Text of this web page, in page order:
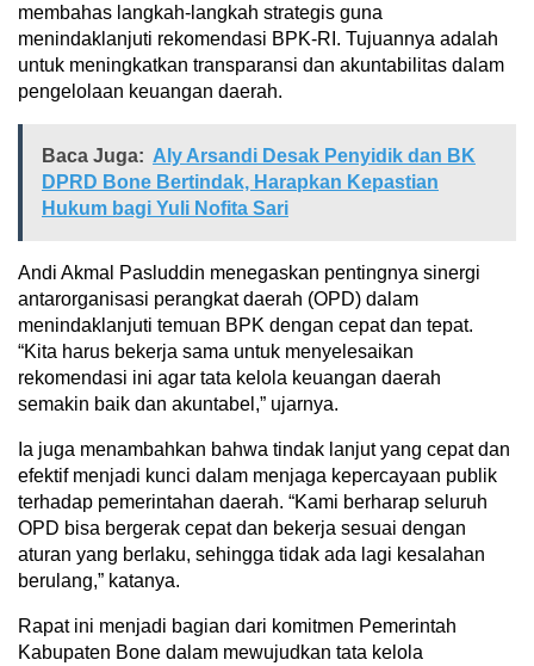
membahas langkah-langkah strategis guna
menindaklanjuti rekomendasi BPK-RI. Tujuannya adalah
untuk meningkatkan transparansi dan akuntabilitas dalam
pengelolaan keuangan daerah.
Baca Juga: Aly Arsandi Desak Penyidik dan BK
DPRD Bone Bertindak, Harapkan Kepastian
Hukum bagi Yuli Nofita Sari
Andi Akmal Pasluddin menegaskan pentingnya sinergi
antarorganisasi perangkat daerah (OPD) dalam
menindaklanjuti temuan BPK dengan cepat dan tepat.
“Kita harus bekerja sama untuk menyelesaikan
rekomendasi ini agar tata kelola keuangan daerah
semakin baik dan akuntabel,” ujarnya.
Ia juga menambahkan bahwa tindak lanjut yang cepat dan
efektif menjadi kunci dalam menjaga kepercayaan publik
terhadap pemerintahan daerah. “Kami berharap seluruh
OPD bisa bergerak cepat dan bekerja sesuai dengan
aturan yang berlaku, sehingga tidak ada lagi kesalahan
berulang,” katanya.
Rapat ini menjadi bagian dari komitmen Pemerintah
Kabupaten Bone dalam mewujudkan tata kelola